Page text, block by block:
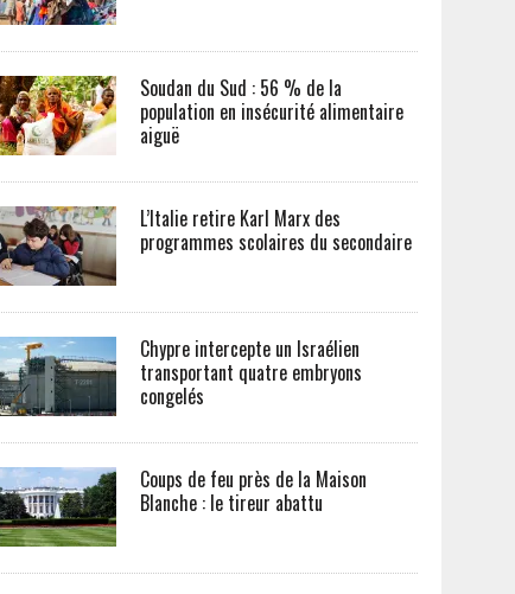
Soudan du Sud : 56 % de la
population en insécurité alimentaire
aiguë
L’Italie retire Karl Marx des
programmes scolaires du secondaire
Chypre intercepte un Israélien
transportant quatre embryons
congelés
Coups de feu près de la Maison
Blanche : le tireur abattu